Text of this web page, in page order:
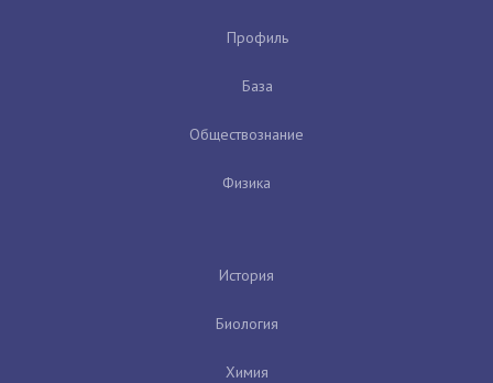
Профиль
База
Обществознание
Физика
История
Биология
Химия